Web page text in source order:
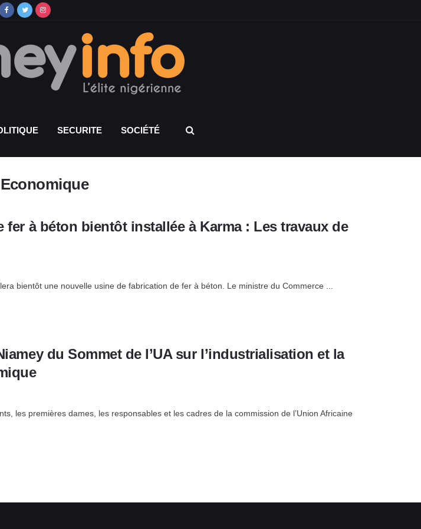
SECURITE SOCIÉTÉ
fer à béton bientôt installée à Karma : Les travaux de
bientôt une nouvelle usine de fabrication de fer à béton. Le ministre du Commerce ...
du Sommet de l’UA sur l’industrialisation et la
les premières dames, les responsables et les cadres de la commission de l’Union Africaine